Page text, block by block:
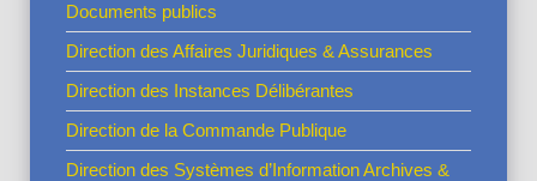
Documents publics
Direction des Affaires Juridiques & Assurances
Direction des Instances Délibérantes
Direction de la Commande Publique
Direction des Systèmes d’Information Archives &